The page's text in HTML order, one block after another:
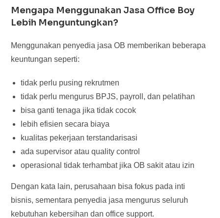
Mengapa Menggunakan Jasa Office Boy
Lebih Menguntungkan?
Menggunakan penyedia jasa OB memberikan beberapa
keuntungan seperti:
tidak perlu pusing rekrutmen
tidak perlu mengurus BPJS, payroll, dan pelatihan
bisa ganti tenaga jika tidak cocok
lebih efisien secara biaya
kualitas pekerjaan terstandarisasi
ada supervisor atau quality control
operasional tidak terhambat jika OB sakit atau izin
Dengan kata lain, perusahaan bisa fokus pada inti
bisnis, sementara penyedia jasa mengurus seluruh
kebutuhan kebersihan dan office support.